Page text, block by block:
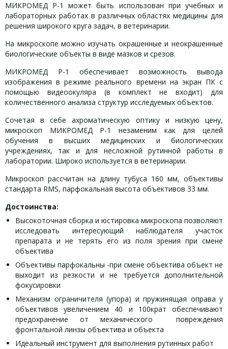
МИКРОМЕД Р-1 может быть использован при учебных и
лабораторных работах в различных областях медицины для
решения широкого круга задач, в ветеринарии.
На микроскопе можно изучать окрашенные и неокрашенные
биологические объекты в виде мазков и срезов.
МИКРОМЕД Р-1 обеспечивает возможность вывода
изображения в режиме реального времени на экран ПК с
помощью видеоокуляра (в комплект не входит) для
количественного анализа структур исследуемых объектов.
Сочетая в себе ахроматическую оптику и низкую цену,
микроскоп МИКРОМЕД Р-1 незаменим как для целей
обучения в высших медицинских и биологических
учреждениях, так и для несложной рутинной работы в
лаборатории. Широко используется в ветеринарии.
Микроскоп рассчитан на длину тубуса 160 мм, объективы
стандарта RMS, парфокальная высота объективов 33 мм.
Достоинства:
Высокоточная сборка и юстировка микроскопа позволяют
исследовать интересующий наблюдателя участок
препарата и не терять его из поля зрения при смене
объектива
Объективы парфокальны -при смене объектива объект не
выходит из резкости и не требуется дополнительной
фокусировки
Механизм ограничителя (упора) и пружинящая оправа у
объективов увеличением 40 и 100крат обеспечивают
предохранение от механического повреждения
фронтальной линзы объектива и объекта
Идеальный инструмент для выполнения рутинных работ